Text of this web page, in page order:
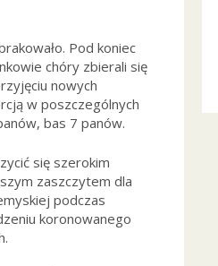
Pod koniec
chóry zbierali się
nowych
w poszczególnych
bas 7 panów.
się szerokim
zaszczytem dla
podczas
koronowanego